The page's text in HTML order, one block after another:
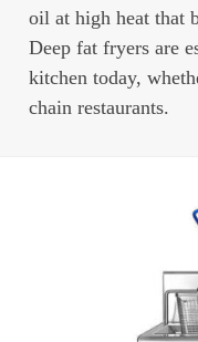
oil at high heat that
Deep fat fryers are
kitchen today,
chain restaurants.